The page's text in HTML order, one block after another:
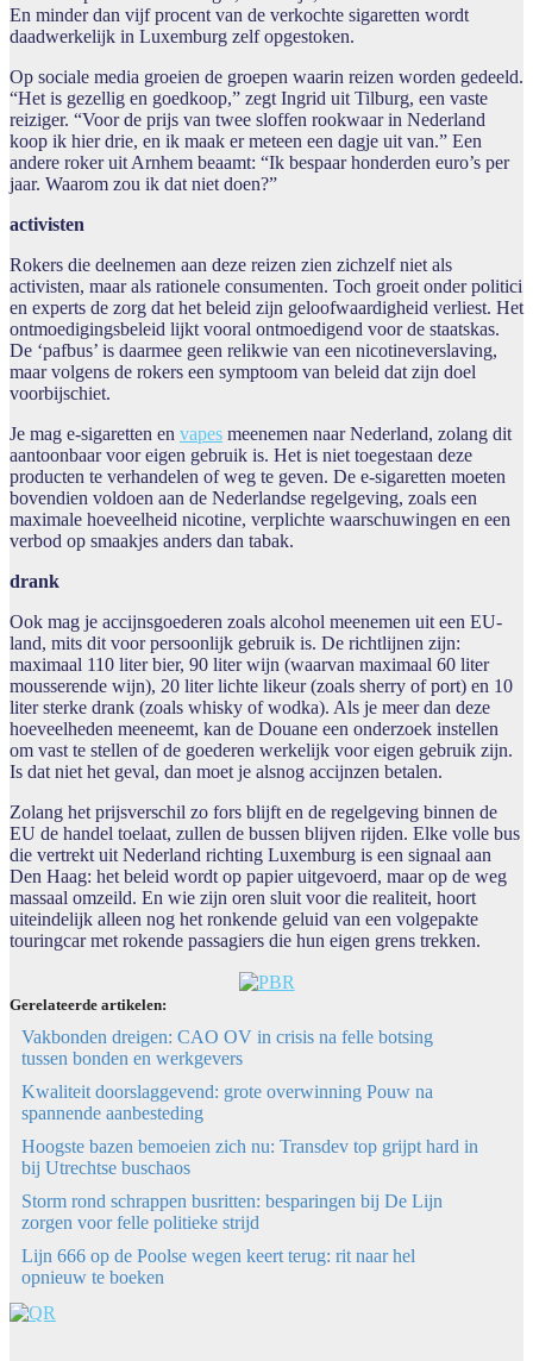
En minder dan vijf procent van de verkochte sigaretten wordt
daadwerkelijk in Luxemburg zelf opgestoken.
Op sociale media groeien de groepen waarin reizen worden gedeeld.
“Het is gezellig en goedkoop,” zegt Ingrid uit Tilburg, een vaste
reiziger. “Voor de prijs van twee sloffen rookwaar in Nederland
koop ik hier drie, en ik maak er meteen een dagje uit van.” Een
andere roker uit Arnhem beaamt: “Ik bespaar honderden euro’s per
jaar. Waarom zou ik dat niet doen?”
activisten
Rokers die deelnemen aan deze reizen zien zichzelf niet als
activisten, maar als rationele consumenten. Toch groeit onder politici
en experts de zorg dat het beleid zijn geloofwaardigheid verliest. Het
ontmoedigingsbeleid lijkt vooral ontmoedigend voor de staatskas.
De ‘pafbus’ is daarmee geen relikwie van een nicotineverslaving,
maar volgens de rokers een symptoom van beleid dat zijn doel
voorbijschiet.
Je mag e-sigaretten en vapes meenemen naar Nederland, zolang dit
aantoonbaar voor eigen gebruik is. Het is niet toegestaan deze
producten te verhandelen of weg te geven. De e-sigaretten moeten
bovendien voldoen aan de Nederlandse regelgeving, zoals een
maximale hoeveelheid nicotine, verplichte waarschuwingen en een
verbod op smaakjes anders dan tabak.
drank
Ook mag je accijnsgoederen zoals alcohol meenemen uit een EU-
land, mits dit voor persoonlijk gebruik is. De richtlijnen zijn:
maximaal 110 liter bier, 90 liter wijn (waarvan maximaal 60 liter
mousserende wijn), 20 liter lichte likeur (zoals sherry of port) en 10
liter sterke drank (zoals whisky of wodka). Als je meer dan deze
hoeveelheden meeneemt, kan de Douane een onderzoek instellen
om vast te stellen of de goederen werkelijk voor eigen gebruik zijn.
Is dat niet het geval, dan moet je alsnog accijnzen betalen.
Zolang het prijsverschil zo fors blijft en de regelgeving binnen de
EU de handel toelaat, zullen de bussen blijven rijden. Elke volle bus
die vertrekt uit Nederland richting Luxemburg is een signaal aan
Den Haag: het beleid wordt op papier uitgevoerd, maar op de weg
massaal omzeild. En wie zijn oren sluit voor die realiteit, hoort
uiteindelijk alleen nog het ronkende geluid van een volgepakte
touringcar met rokende passagiers die hun eigen grens trekken.
Gerelateerde artikelen:
Vakbonden dreigen: CAO OV in crisis na felle botsing
tussen bonden en werkgevers
Kwaliteit doorslaggevend: grote overwinning Pouw na
spannende aanbesteding
Hoogste bazen bemoeien zich nu: Transdev top grijpt hard in
bij Utrechtse buschaos
Storm rond schrappen busritten: besparingen bij De Lijn
zorgen voor felle politieke strijd
Lijn 666 op de Poolse wegen keert terug: rit naar hel
opnieuw te boeken